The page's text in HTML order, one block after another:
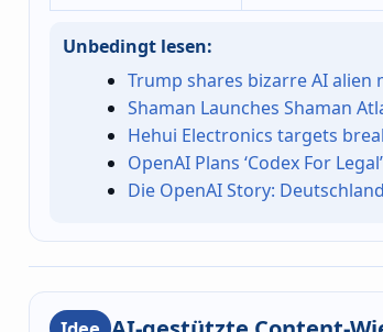
Unbedingt lesen:
Trump shares bizarre AI alien
Shaman Launches Shaman
Hehui Electronics targets
OpenAI Plans ‘Codex For Legal’
Die OpenAI Story: